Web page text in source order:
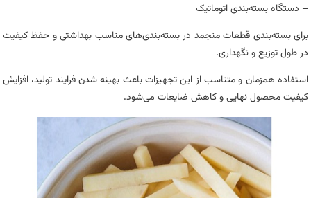
– دستگاه بسته‌بندی اتوماتیک
برای بسته‌بندی قطعات منجمد در بسته‌بندی‌های مناسب بهداشتی و حفظ کیفیت
در طول توزیع و نگهداری.
استفاده همزمان و متناسب از این تجهیزات باعث بهینه شدن فرایند تولید، افزایش
کیفیت محصول نهایی و کاهش ضایعات می‌شود.